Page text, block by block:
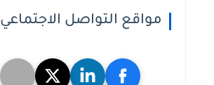
مواقع التواصل الاجتماعي